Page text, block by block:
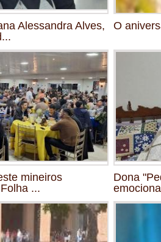
Alessandra Alves,
O
mineiros
...
Dona